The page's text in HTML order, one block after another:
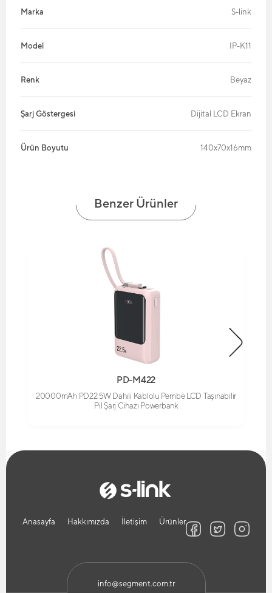
Marka S-link
Model IP-K11
Renk Beyaz
Şarj Göstergesi Dijital LCD Ekran
Ürün Boyutu 140x70x16mm
Benzer Ürünler
PD-M422
20000mAh PD22.5W Dahili Kablolu Pembe LCD Taşınabilir
Pil Şarj Cihazı Powerbank
Anasayfa Hakkımızda İletişim Ürünler
info@segment.com.tr